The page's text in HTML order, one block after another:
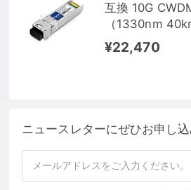
互換 10G
（1330nm
¥22,470
ニュースレターにぜひお申し